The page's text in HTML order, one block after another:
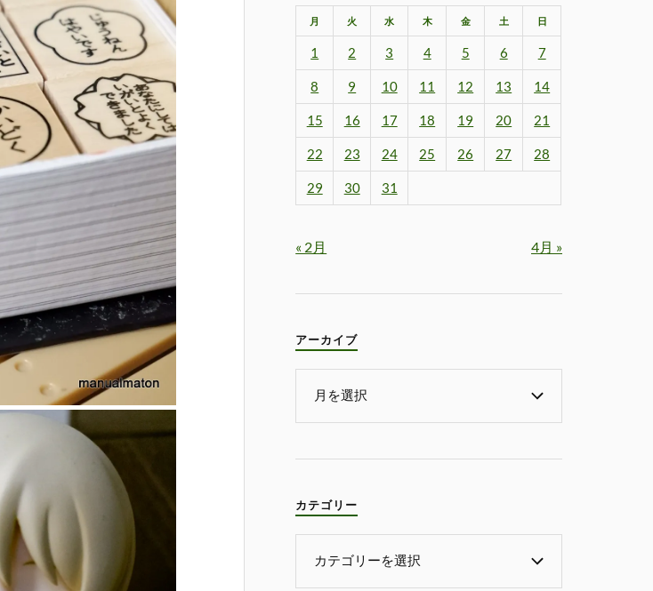
月 火 水 木 金 土 日
1 2 3 4 5 6 7
8 9 10 11 12 13 14
15 16 17 18 19 20 21
22 23 24 25 26 27 28
29 30 31
« 2月 4月 »
アーカイブ
カテゴリー